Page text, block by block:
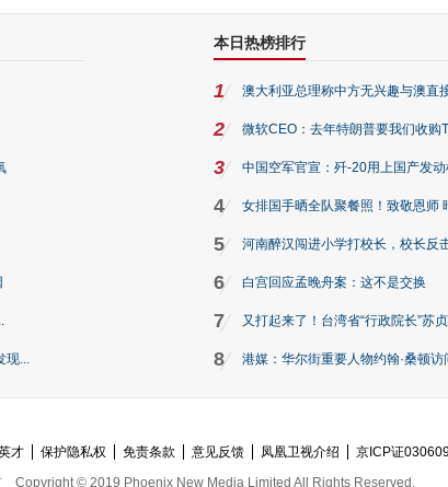
现...
本日热榜排行
1 澳大利亚总理称中方无兴趣与澳直
2 微软CEO：去年特朗普要我们收购
3 中国空军官宣：歼-20用上国产发动
4 女排国手晒全队聚餐照！致敬恩师
5 河南醉汉闯进小学打校长，校长反
6 白宫回应孟晚舟案：这不是交换
7 又打起来了！台湾省“行政院长”苏
8 港媒：华尔街重要人物约翰·桑顿访
才 保护隐私权 免责条款 意见反馈 凤凰卫视介绍 京ICP证
Copyright © 2019 Phoenix New Media Limited All Rights Reserved.